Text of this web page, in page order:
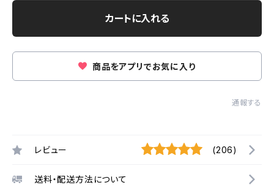
カートに入れる
商品をアプリでお気に入り
通報する
レビュー (206)
送料・配送方法について